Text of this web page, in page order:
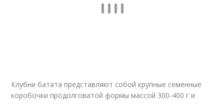
Клубни батата представляют собой крупные семенные
коробочки продолговатой формы массой 300-400 г и